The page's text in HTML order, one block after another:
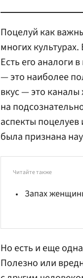
Поцелуй как
многих
Есть его аналоги
— это наиболее
вкус — это
на
аспекты
была признана
Читайте также
Запах
Но есть и еще
Полезно или